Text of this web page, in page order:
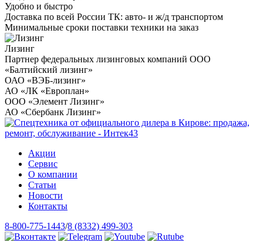
Удобно и быстро
Доставка по всей России ТК: авто- и ж/д транспортом
Минимальные сроки поставки техники на заказ
Лизинг
Партнер федеральных лизинговых компаний ООО
«Балтийский лизинг»
ОАО «ВЭБ-лизинг»
АО «ЛК «Европлан»
ООО «Элемент Лизинг»
АО «Сбербанк Лизинг»
Акции
Сервис
О компании
Статьи
Новости
Контакты
8-800-775-1443/8 (8332) 499-303